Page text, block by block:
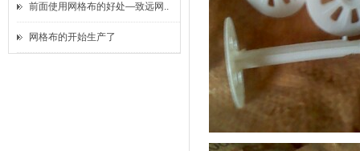
前面使用网格布的好处—致远网..
网格布的开始生产了